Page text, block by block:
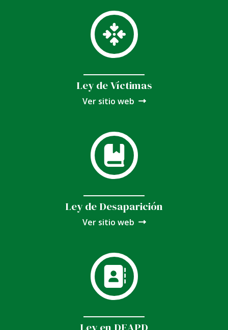
Ley de Víctimas
Ver sitio web
Ley de Desaparición
Ver sitio web
Ley en DEAPD